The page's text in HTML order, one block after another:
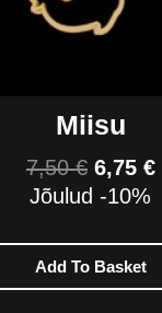
Miisu
7,50€ 6,75 €
Jõulud -10%
Add To Basket